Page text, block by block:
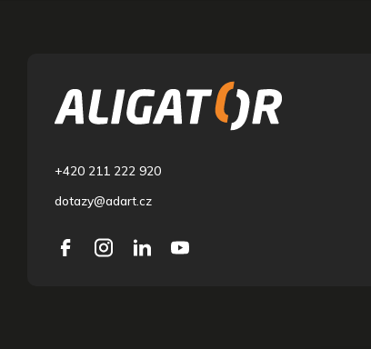
+420 211 222 920
dotazy@adart.cz